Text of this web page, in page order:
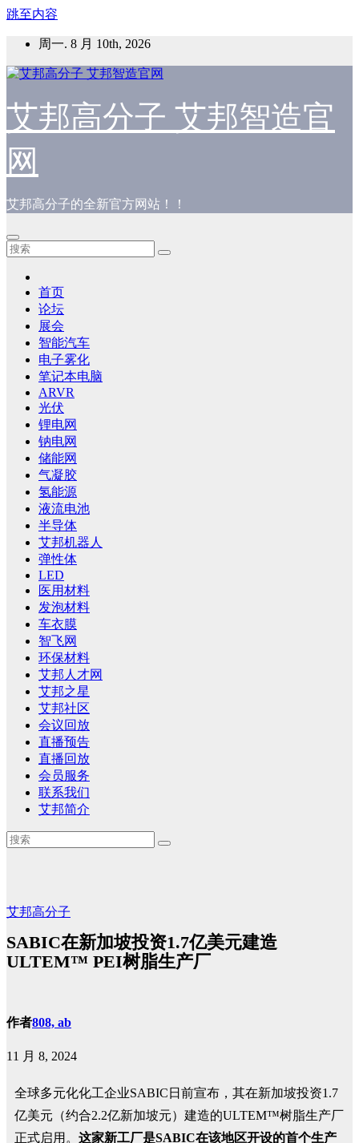
跳至内容
周一. 8 月 10th, 2026
艾邦高分子 艾邦智造官
网
艾邦高分子的全新官方网站！！
首页
论坛
展会
智能汽车
电子雾化
笔记本电脑
ARVR
光伏
锂电网
钠电网
储能网
气凝胶
氢能源
液流电池
半导体
艾邦机器人
弹性体
LED
医用材料
发泡材料
车衣膜
智飞网
环保材料
艾邦人才网
艾邦之星
艾邦社区
会议回放
直播预告
直播回放
会员服务
联系我们
艾邦简介
艾邦高分子
SABIC在新加坡投资1.7亿美元建造
ULTEM™ PEI树脂生产厂
作者808, ab
11 月 8, 2024
全球多元化化工企业SABIC日前宣布，其在新加坡投资1.7
亿美元（约合2.2亿新加坡元）建造的ULTEM™树脂生产厂
正式启用。 这家新工厂是SABIC在该地区开设的首个生产